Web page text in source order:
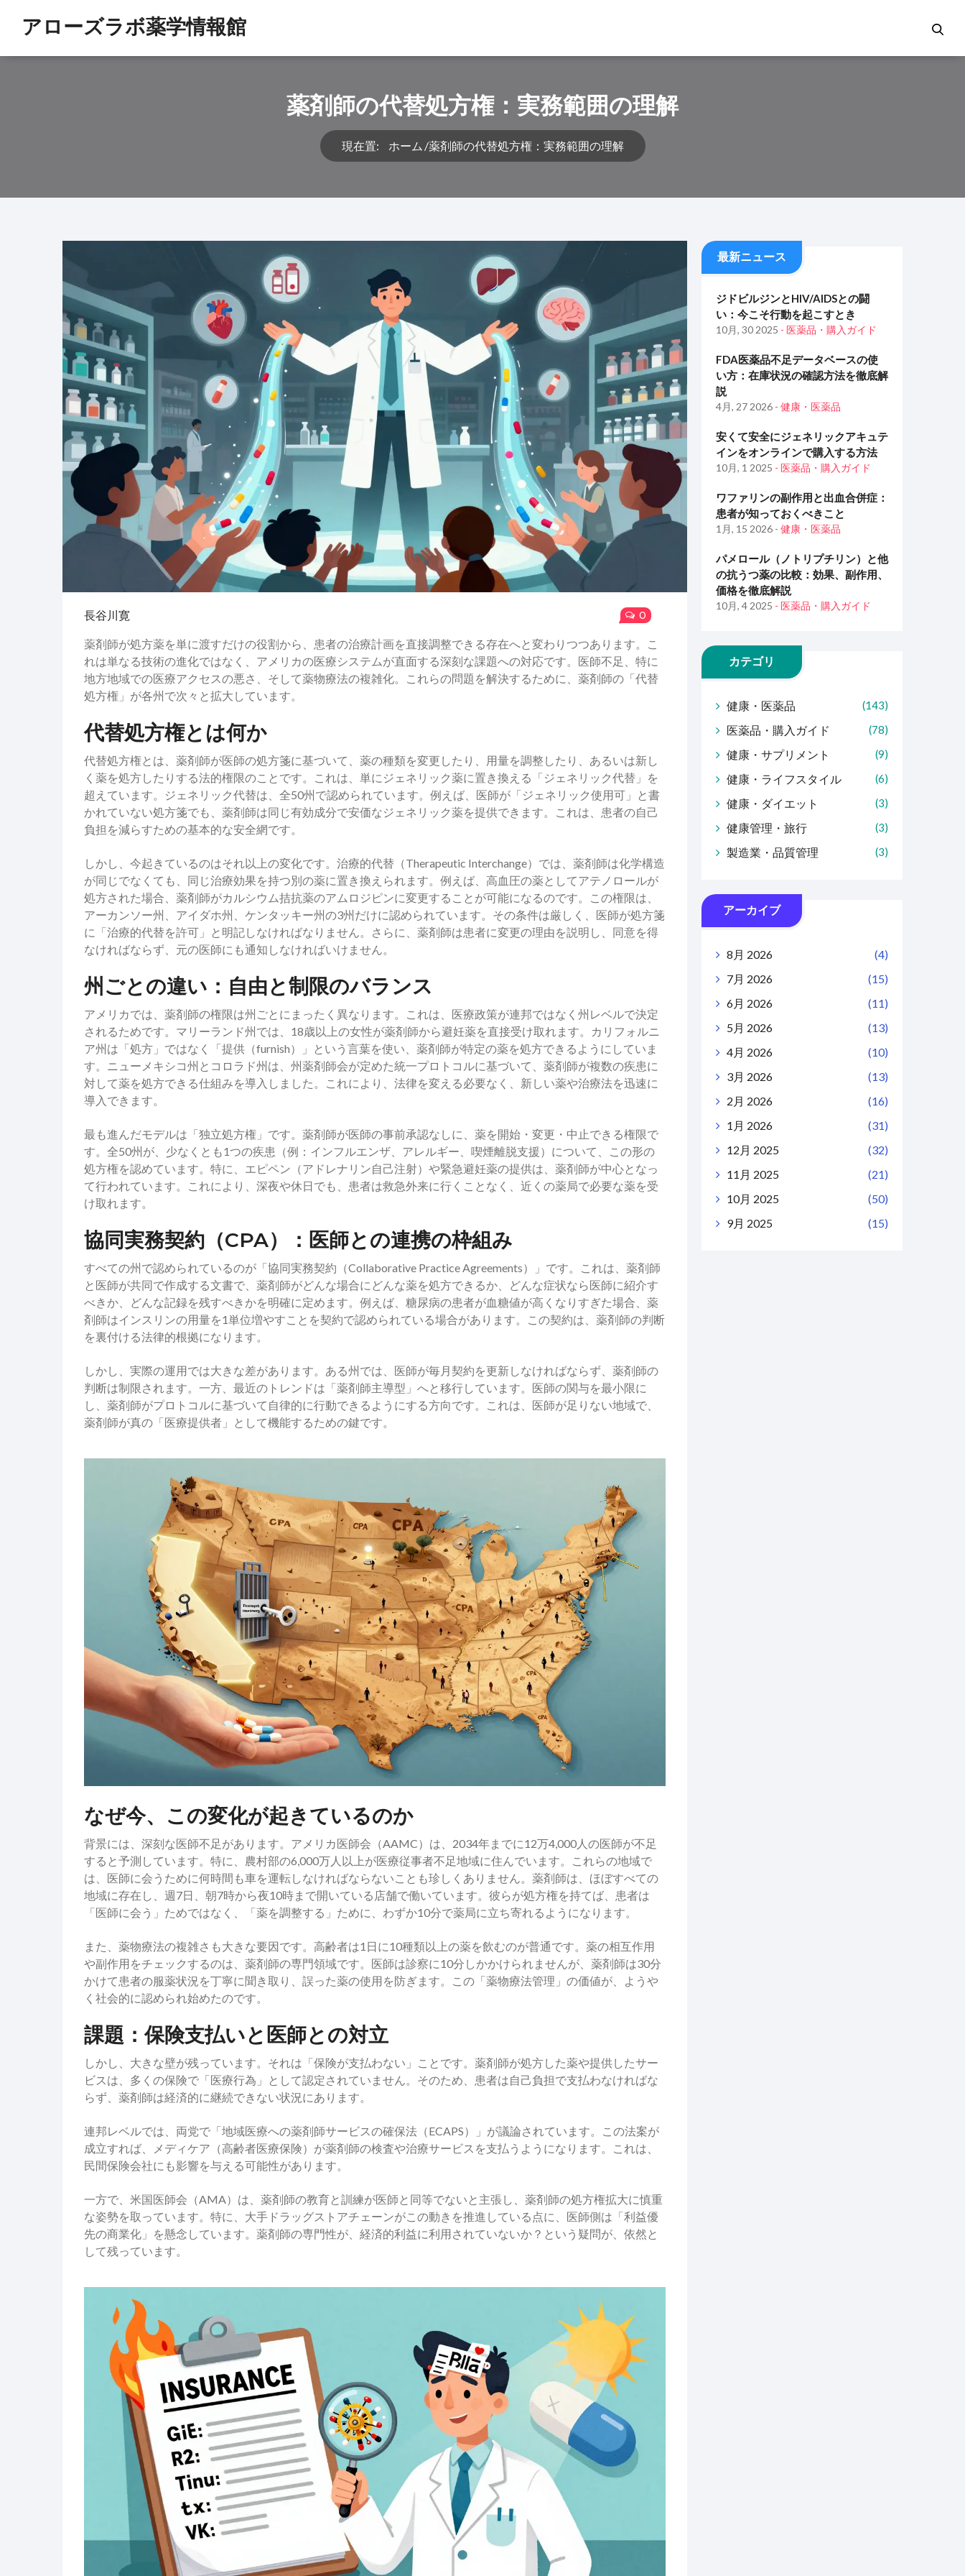
アローズラボ薬学情報館
薬剤師の代替処方権：実務範囲の理解
現在置: ホーム 薬剤師の代替処方権：実務範囲の理解
長谷川寛 0
薬剤師が処方薬を単に渡すだけの役割から、患者の治療計画を直接調整できる存在へと変わりつつあります。こ
れは単なる技術の進化ではなく、アメリカの医療システムが直面する深刻な課題への対応です。医師不足、特に
地方地域での医療アクセスの悪さ、そして薬物療法の複雑化。これらの問題を解決するために、薬剤師の「代替
処方権」が各州で次々と拡大しています。
代替処方権とは何か
代替処方権とは、薬剤師が医師の処方箋に基づいて、薬の種類を変更したり、用量を調整したり、あるいは新し
く薬を処方したりする法的権限のことです。これは、単にジェネリック薬に置き換える「ジェネリック代替」を
超えています。ジェネリック代替は、全50州で認められています。例えば、医師が「ジェネリック使用可」と書
かれていない処方箋でも、薬剤師は同じ有効成分で安価なジェネリック薬を提供できます。これは、患者の自己
負担を減らすための基本的な安全網です。
しかし、今起きているのはそれ以上の変化です。治療的代替（Therapeutic Interchange）では、薬剤師は化学構造
が同じでなくても、同じ治療効果を持つ別の薬に置き換えられます。例えば、高血圧の薬としてアテノロールが
処方された場合、薬剤師がカルシウム拮抗薬のアムロジピンに変更することが可能になるのです。この権限は、
アーカンソー州、アイダホ州、ケンタッキー州の3州だけに認められています。その条件は厳しく、医師が処方箋
に「治療的代替を許可」と明記しなければなりません。さらに、薬剤師は患者に変更の理由を説明し、同意を得
なければならず、元の医師にも通知しなければいけません。
州ごとの違い：自由と制限のバランス
アメリカでは、薬剤師の権限は州ごとにまったく異なります。これは、医療政策が連邦ではなく州レベルで決定
されるためです。マリーランド州では、18歳以上の女性が薬剤師から避妊薬を直接受け取れます。カリフォルニ
ア州は「処方」ではなく「提供（furnish）」という言葉を使い、薬剤師が特定の薬を処方できるようにしていま
す。ニューメキシコ州とコロラド州は、州薬剤師会が定めた統一プロトコルに基づいて、薬剤師が複数の疾患に
対して薬を処方できる仕組みを導入しました。これにより、法律を変える必要なく、新しい薬や治療法を迅速に
導入できます。
最も進んだモデルは「独立処方権」です。薬剤師が医師の事前承認なしに、薬を開始・変更・中止できる権限で
す。全50州が、少なくとも1つの疾患（例：インフルエンザ、アレルギー、喫煙離脱支援）について、この形の
処方権を認めています。特に、エピペン（アドレナリン自己注射）や緊急避妊薬の提供は、薬剤師が中心となっ
て行われています。これにより、深夜や休日でも、患者は救急外来に行くことなく、近くの薬局で必要な薬を受
け取れます。
協同実務契約（CPA）：医師との連携の枠組み
すべての州で認められているのが「協同実務契約（Collaborative Practice Agreements）」です。これは、薬剤師
と医師が共同で作成する文書で、薬剤師がどんな場合にどんな薬を処方できるか、どんな症状なら医師に紹介す
べきか、どんな記録を残すべきかを明確に定めます。例えば、糖尿病の患者が血糖値が高くなりすぎた場合、薬
剤師はインスリンの用量を1単位増やすことを契約で認められている場合があります。この契約は、薬剤師の判断
を裏付ける法律的根拠になります。
しかし、実際の運用では大きな差があります。ある州では、医師が毎月契約を更新しなければならず、薬剤師の
判断は制限されます。一方、最近のトレンドは「薬剤師主導型」へと移行しています。医師の関与を最小限に
し、薬剤師がプロトコルに基づいて自律的に行動できるようにする方向です。これは、医師が足りない地域で、
薬剤師が真の「医療提供者」として機能するための鍵です。
なぜ今、この変化が起きているのか
背景には、深刻な医師不足があります。アメリカ医師会（AAMC）は、2034年までに12万4,000人の医師が不足
すると予測しています。特に、農村部の6,000万人以上が医療従事者不足地域に住んでいます。これらの地域で
は、医師に会うために何時間も車を運転しなければならないことも珍しくありません。薬剤師は、ほぼすべての
地域に存在し、週7日、朝7時から夜10時まで開いている店舗で働いています。彼らが処方権を持てば、患者は
「医師に会う」ためではなく、「薬を調整する」ために、わずか10分で薬局に立ち寄れるようになります。
また、薬物療法の複雑さも大きな要因です。高齢者は1日に10種類以上の薬を飲むのが普通です。薬の相互作用
や副作用をチェックするのは、薬剤師の専門領域です。医師は診察に10分しかかけられませんが、薬剤師は30分
かけて患者の服薬状況を丁寧に聞き取り、誤った薬の使用を防ぎます。この「薬物療法管理」の価値が、ようや
く社会的に認められ始めたのです。
課題：保険支払いと医師との対立
しかし、大きな壁が残っています。それは「保険が支払わない」ことです。薬剤師が処方した薬や提供したサー
ビスは、多くの保険で「医療行為」として認定されていません。そのため、患者は自己負担で支払わなければな
らず、薬剤師は経済的に継続できない状況にあります。
連邦レベルでは、両党で「地域医療への薬剤師サービスの確保法（ECAPS）」が議論されています。この法案が
成立すれば、メディケア（高齢者医療保険）が薬剤師の検査や治療サービスを支払うようになります。これは、
民間保険会社にも影響を与える可能性があります。
一方で、米国医師会（AMA）は、薬剤師の教育と訓練が医師と同等でないと主張し、薬剤師の処方権拡大に慎重
な姿勢を取っています。特に、大手ドラッグストアチェーンがこの動きを推進している点に、医師側は「利益優
先の商業化」を懸念しています。薬剤師の専門性が、経済的利益に利用されていないか？という疑問が、依然と
して残っています。
最新ニュース
ジドビルジンとHIV/AIDSとの闘
い：今こそ行動を起こすとき
10月, 30 2025 - 医薬品・購入ガイド
FDA医薬品不足データベースの使
い方：在庫状況の確認方法を徹底解
説
4月, 27 2026 - 健康・医薬品
安くて安全にジェネリックアキュテ
インをオンラインで購入する方法
10月, 1 2025 - 医薬品・購入ガイド
ワファリンの副作用と出血合併症：
患者が知っておくべきこと
1月, 15 2026 - 健康・医薬品
パメロール（ノトリプチリン）と他
の抗うつ薬の比較：効果、副作用、
価格を徹底解説
10月, 4 2025 - 医薬品・購入ガイド
カテゴリ
健康・医薬品 (143)
医薬品・購入ガイド (78)
健康・サプリメント (9)
健康・ライフスタイル (6)
健康・ダイエット (3)
健康管理・旅行 (3)
製造業・品質管理 (3)
アーカイブ
8月 2026
(4)
7月 2026
(15)
6月 2026
(11)
5月 2026
(13)
4月 2026
(10)
3月 2026
(13)
2月 2026
(16)
1月 2026
(31)
12月 2025
(32)
11月 2025
(21)
10月 2025
(50)
9月 2025
(15)